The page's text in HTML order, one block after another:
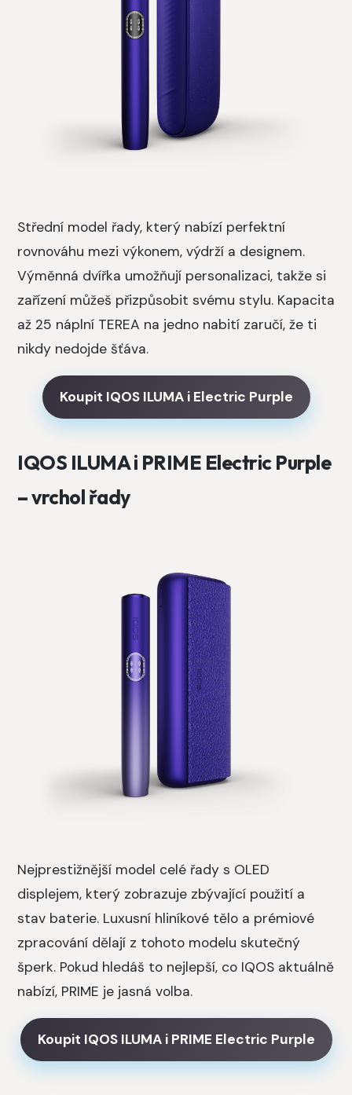
Střední model řady, který nabízí perfektní
rovnováhu mezi výkonem, výdrží a designem.
Výměnná dvířka umožňují personalizaci, takže si
zařízení můžeš přizpůsobit svému stylu. Kapacita
až 25 náplní TEREA na jedno nabití zaručí, že ti
nikdy nedojde šťáva.
Koupit IQOS ILUMA i Electric Purple
IQOS ILUMA i PRIME Electric Purple
– vrchol řady
Nejprestižnější model celé řady s OLED
displejem, který zobrazuje zbývající použití a
stav baterie. Luxusní hliníkové tělo a prémiové
zpracování dělají z tohoto modelu skutečný
šperk. Pokud hledáš to nejlepší, co IQOS aktuálně
nabízí, PRIME je jasná volba.
Koupit IQOS ILUMA i PRIME Electric Purple